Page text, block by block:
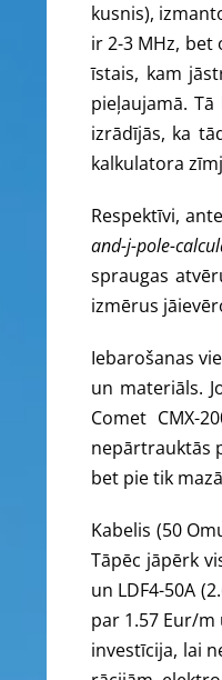
kusnis),
ir 2-3 MHz, bet
īstais, kam
pieļaujamā.
izrādījās, ka
kalkulatora
Respektīvi,
and-j-pole-
spraugas
izmērus
Iebarošanas
un materiāls.
Comet CMX-
nepārtrauktās
bet pie tik
Kabelis (50
Tāpēc jāpērk
un LDF4-50A
par 1.57 Eur/m
investīcija, lai